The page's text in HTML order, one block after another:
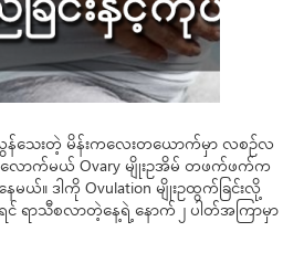
သေးတဲ့ မိန်းကလေးတယောက်မှာ လစဉ်လ
ာက်မယ် Ovary မျိုးဥအိမ် တဖက်ဖက်က
ယ်။ ဒါကို Ovulation မျိုးဥထွက်ခြင်းလို့
ရင် ရာသီစလာတဲ့နေ့ရဲ့ နောက် ၂ ပါတ်အကြာမှာ